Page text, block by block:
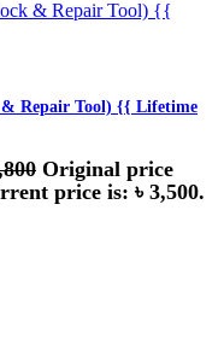
Repair Tool) {{ Lifetime
Original price
price is: ৳ 3,500.